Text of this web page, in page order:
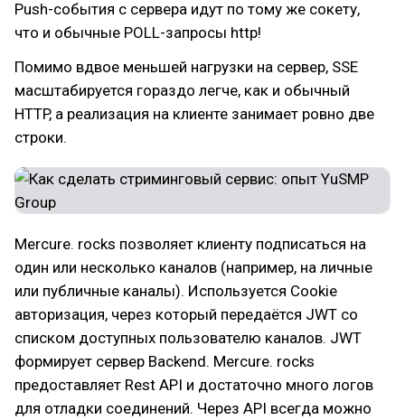
Push-события с сервера идут по тому же сокету,
что и обычные POLL-запросы http!
Помимо вдвое меньшей нагрузки на сервер, SSE
масштабируется гораздо легче, как и обычный
HTTP, а реализация на клиенте занимает ровно две
строки.
Mercure. rocks позволяет клиенту подписаться на
один или несколько каналов (например, на личные
или публичные каналы). Используется Cookie
авторизация, через который передаётся JWT со
списком доступных пользователю каналов. JWT
формирует сервер Backend. Mercure. rocks
предоставляет Rest API и достаточно много логов
для отладки соединений. Через API всегда можно